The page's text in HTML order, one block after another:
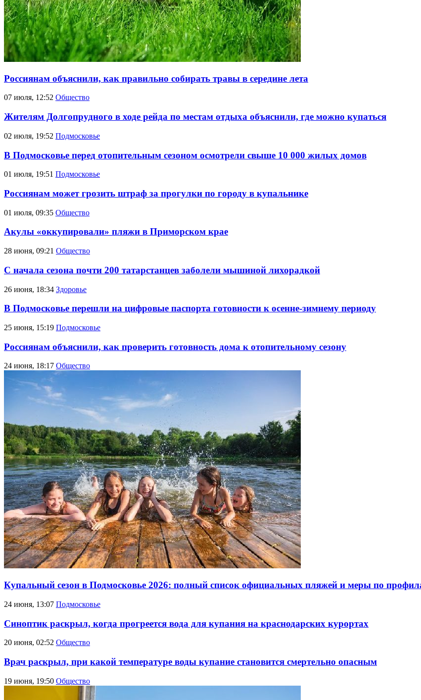
Россиянам объяснили, как правильно собирать травы в середине лета
07 июля, 12:52 Общество
Жителям Долгопрудного в ходе рейда по местам отдыха объяснили, где можно купаться
02 июля, 19:52 Подмосковье
В Подмосковье перед отопительным сезоном осмотрели свыше 10 000 жилых домов
01 июля, 19:51 Подмосковье
Россиянам может грозить штраф за прогулки по городу в купальнике
01 июля, 09:35 Общество
Акулы «оккупировали» пляжи в Приморском крае
28 июня, 09:21 Общество
С начала сезона почти 200 татарстанцев заболели мышиной лихорадкой
26 июня, 18:34 Здоровье
В Подмосковье перешли на цифровые паспорта готовности к осенне-зимнему периоду
25 июня, 15:19 Подмосковье
Россиянам объяснили, как проверить готовность дома к отопительному сезону
24 июня, 18:17 Общество
Купальный сезон в Подмосковье 2026: полный список официальных пляжей и меры по
24 июня, 13:07 Подмосковье
Синоптик раскрыл, когда прогреется вода для купания на краснодарских курортах
20 июня, 02:52 Общество
Врач раскрыл, при какой температуре воды купание становится смертельно опасным
19 июня, 19:50 Общество